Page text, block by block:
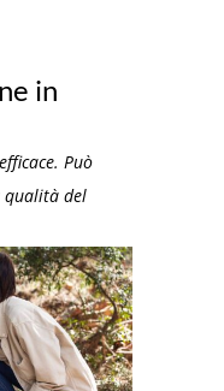
in
Può
qualità del